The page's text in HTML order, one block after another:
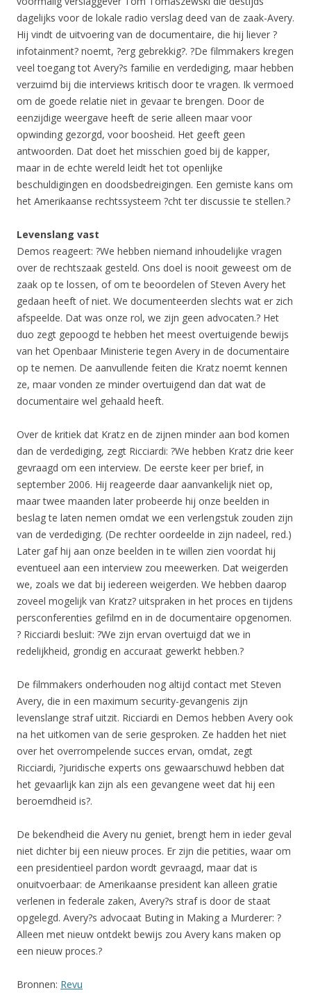
dagelijks voor de lokale radio verslag deed van de zaak-Avery.
Hij vindt de uitvoering van de documentaire, die hij liever ?
infotainment? noemt, ?erg gebrekkig?. ?De filmmakers kregen
veel toegang tot Avery?s familie en verdediging, maar hebben
verzuimd bij die interviews kritisch door te vragen. Ik vermoed
om de goede relatie niet in gevaar te brengen. Door de
eenzijdige weergave heeft de serie alleen maar voor
opwinding gezorgd, voor boosheid. Het geeft geen
antwoorden. Dat doet het misschien goed bij de kapper,
maar in de echte wereld leidt het tot openlijke
beschuldigingen en doodsbedreigingen. Een gemiste kans om
het Amerikaanse rechtssysteem ?cht ter discussie te stellen.?
Levenslang vast
Demos reageert: ?We hebben niemand inhoudelijke vragen
over de rechtszaak gesteld. Ons doel is nooit geweest om de
zaak op te lossen, of om te beoordelen of Steven Avery het
gedaan heeft of niet. We documenteerden slechts wat er zich
afspeelde. Dat was onze rol, we zijn geen advocaten.? Het
duo zegt gepoogd te hebben het meest overtuigende bewijs
van het Openbaar Ministerie tegen Avery in de documentaire
op te nemen. De aanvullende feiten die Kratz noemt kennen
ze, maar vonden ze minder overtuigend dan dat wat de
documentaire wel gehaald heeft.
Over de kritiek dat Kratz en de zijnen minder aan bod komen
dan de verdediging, zegt Ricciardi: ?We hebben Kratz drie keer
gevraagd om een interview. De eerste keer per brief, in
september 2006. Hij reageerde daar aanvankelijk niet op,
maar twee maanden later probeerde hij onze beelden in
beslag te laten nemen omdat we een verlengstuk zouden zijn
van de verdediging. (De rechter oordeelde in zijn nadeel, red.)
Later gaf hij aan onze beelden in te willen zien voordat hij
eventueel aan een interview zou meewerken. Dat weigerden
we, zoals we dat bij iedereen weigerden. We hebben daarop
zoveel mogelijk van Kratz? uitspraken in het proces en tijdens
persconferenties gefilmd en in de documentaire opgenomen.
? Ricciardi besluit: ?We zijn ervan overtuigd dat we in
redelijkheid, grondig en accuraat gewerkt hebben.?
De filmmakers onderhouden nog altijd contact met Steven
Avery, die in een maximum security-gevangenis zijn
levenslange straf uitzit. Ricciardi en Demos hebben Avery ook
na het uitkomen van de serie gesproken. Ze hadden het niet
over het overrompelende succes ervan, omdat, zegt
Ricciardi, ?juridische experts ons gewaarschuwd hebben dat
het gevaarlijk kan zijn als een gevangene weet dat hij een
beroemdheid is?.
De bekendheid die Avery nu geniet, brengt hem in ieder geval
niet dichter bij een nieuw proces. Er zijn die petities, waar om
een presidentieel pardon wordt gevraagd, maar dat is
onuitvoerbaar: de Amerikaanse president kan alleen gratie
verlenen in federale zaken, Avery?s straf is door de staat
opgelegd. Avery?s advocaat Buting in Making a Murderer: ?
Alleen met nieuw ontdekt bewijs zou Avery kans maken op
een nieuw proces.?
Bronnen: Revu